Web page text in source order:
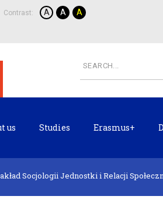
Contrast: A A A
us Studies Erasmus+
Socjologii Jednostki i Relacji